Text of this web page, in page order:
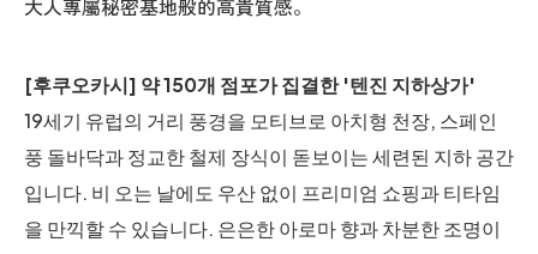
大人專屬秘密基地般的高貴質感。
[후쿠오카시] 약 150개 점포가 집결한 '텐진 지하상가'
19세기 유럽의 거리 풍경을 모티브로 아치형 천장, 스페인
풍 돌바닥과 정교한 철제 장식이 돋보이는 세련된 지하 공간
입니다. 비 오는 날에도 우산 없이 프리미엄 쇼핑과 티타임
을 만끽할 수 있습니다. 은은한 아로마 향과 차분한 조명이